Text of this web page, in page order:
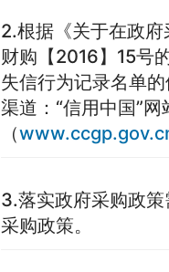
2.根据《关于在政
财购【2016】15号
失信行为记录名单
渠道：“信用中国”
（www.ccgp.gov.cn
3.落实政府采购政
采购政策。